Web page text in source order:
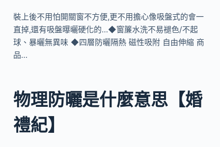
裝上後不用怕開關窗不方便,更不用擔心像吸盤式的會一
直掉,還有吸盤曝曬硬化的…◆窗簾水洗不易褪色/不起
球、暴曬無異味 ◆四層防曬隔熱 磁性吸附 自由伸縮 商
品…
物理防曬是什麼意思【婚
禮紀】